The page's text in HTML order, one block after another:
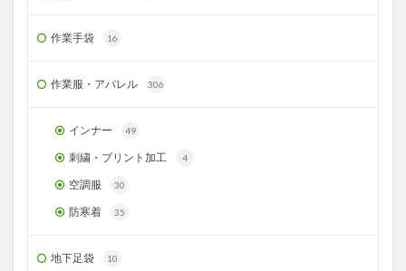
作業手袋 16
作業服・アパレル 306
インナー 49
刺繍・プリント加工 4
空調服 30
防寒着 35
地下足袋 10